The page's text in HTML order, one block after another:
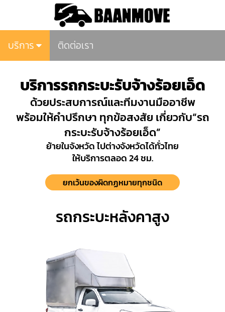
บริการ ติดต่อเรา
บริการรถกระบะรับจ้างร้อยเอ็ด
ด้วยประสบการณ์และทีมงานมืออาชีพ
พร้อมให้คำปรึกษา ทุกข้อสงสัย เกี่ยวกับ“รถ
กระบะรับจ้างร้อยเอ็ด”
ย้ายในจังหวัด ไปต่างจังหวัดได้ทั่วไทย
ให้บริการตลอด 24 ชม.
ยกเว้นของผิดกฏหมายทุกชนิด
รถกระบะหลังคาสูง